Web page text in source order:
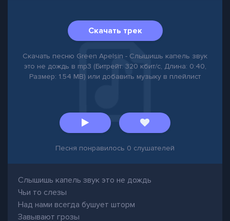
Скачать трек
Скачать песню Green Apelsin - Слышишь капель звук
это не дождь в mp3 (Битрейт: 320 кбит/с, Длина: 0:40,
Размер: 1.54 MB) или добавить музыку в плейлист
Песня понравилось 0 слушателей
Слышишь капель звук это не дождь
Чьи то слезы
Над нами всегда бушует шторм
Завывают грозы